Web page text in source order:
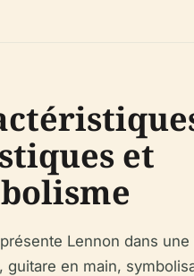
et
Lennon dans une
guitare en main,